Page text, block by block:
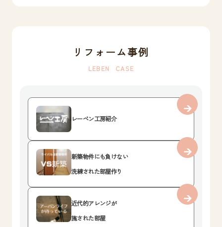
リフォーム事例
LEBEN CASE
レーベン工房紹介
新築物件にも負けない
洗練された部屋作り
近代的アレンジが
施された部屋